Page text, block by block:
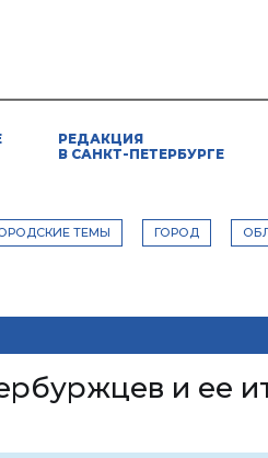
РЕДАКЦИЯ
В САНКТ-ПЕТЕРБУРГЕ
ТЕМЫ ГОРОД
и ее